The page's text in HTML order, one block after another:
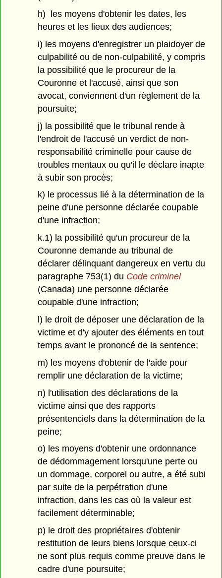
h) les moyens d'obtenir les dates, les
heures et les lieux des audiences;
i) les moyens d'enregistrer un plaidoyer de
culpabilité ou de non-culpabilité, y compris
la possibilité que le procureur de la
Couronne et l'accusé, ainsi que son
avocat, conviennent d'un règlement de la
poursuite;
j) la possibilité que le tribunal rende à
l'endroit de l'accusé un verdict de non-
responsabilité criminelle pour cause de
troubles mentaux ou qu'il le déclare inapte
à subir son procès;
k) le processus lié à la détermination de la
peine d'une personne déclarée coupable
d'une infraction;
k.1) la possibilité qu'un procureur de la
Couronne demande au tribunal de
déclarer délinquant dangereux en vertu du
paragraphe 753(1) du Code criminel
(Canada) une personne déclarée
coupable d'une infraction;
l) le droit de déposer une déclaration de la
victime et d'y ajouter des éléments en tout
temps avant le prononcé de la sentence;
m) les moyens d'obtenir de l'aide pour
remplir une déclaration de la victime;
n) l'utilisation des déclarations de la
victime ainsi que des rapports
présentenciels dans la détermination de la
peine;
o) les moyens d'obtenir une ordonnance
de dédommagement lorsqu'une perte ou
un dommage, corporel ou autre, a été subi
par suite de la perpétration d'une
infraction, dans les cas où la valeur est
facilement déterminable;
p) le droit des propriétaires d'obtenir
restitution de leurs biens lorsque ceux-ci
ne sont plus requis comme preuve dans le
cadre d'une poursuite;